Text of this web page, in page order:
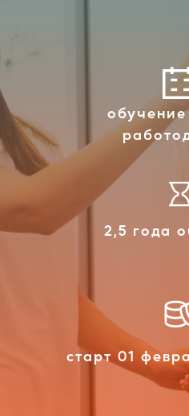
старт 01
2,5 года